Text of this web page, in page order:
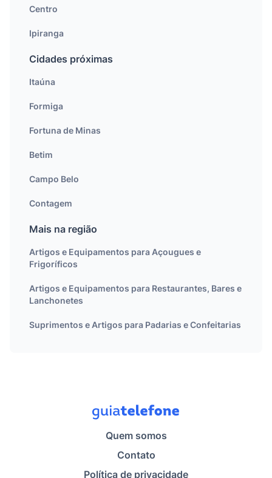
Centro
Ipiranga
Cidades próximas
Itaúna
Formiga
Fortuna de Minas
Betim
Campo Belo
Contagem
Mais na região
Artigos e Equipamentos para Açougues e
Frigoríficos
Artigos e Equipamentos para Restaurantes, Bares e
Lanchonetes
Suprimentos e Artigos para Padarias e Confeitarias
Quem somos
Contato
Política de privacidade